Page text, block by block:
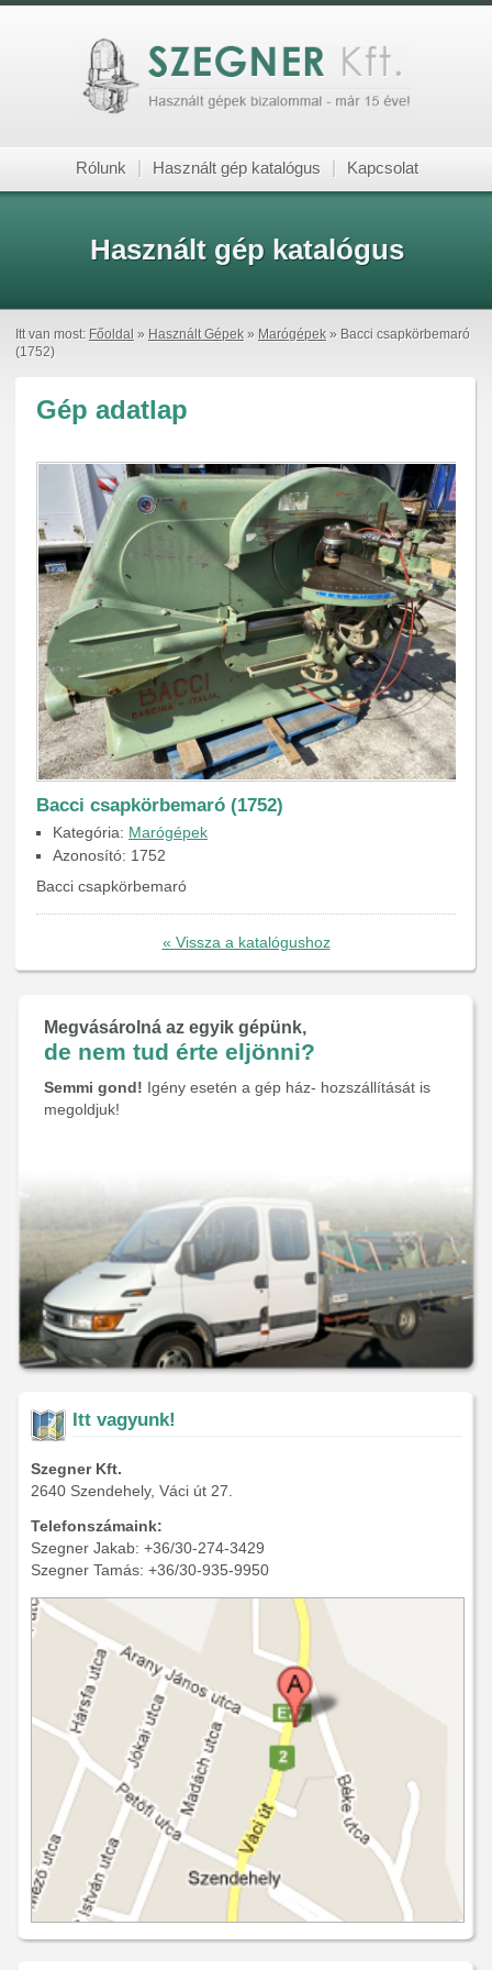
Rólunk Használt gép katalógus Kapcsolat
Használt gép katalógus
Itt van most: Főoldal » Használt Gépek » Marógépek » Bacci csapkörbemaró
(1752)
Gép adatlap
Bacci csapkörbemaró (1752)
Kategória: Marógépek
Azonosító: 1752
Bacci csapkörbemaró
« Vissza a katalógushoz
Megvásárolná az egyik gépünk,
de nem tud érte eljönni?
Semmi gond! Igény esetén a gép ház- hozszállítását is
megoldjuk!
Itt vagyunk!
Szegner Kft.
2640 Szendehely, Váci út 27.
Telefonszámaink:
Szegner Jakab: +36/30-274-3429
Szegner Tamás: +36/30-935-9950